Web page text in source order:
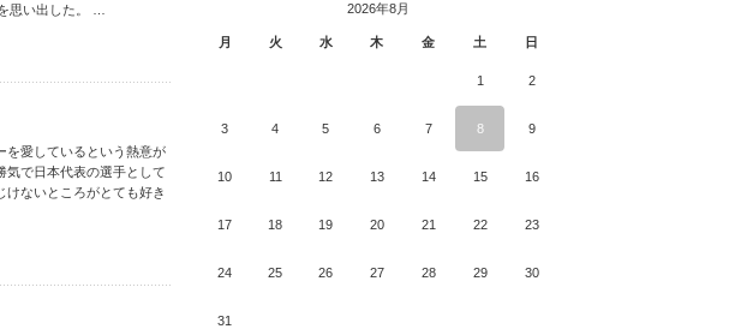
思い出した。 …
を愛しているという熱意が
気で日本代表の選手として
ないところがとても好き
2026年8月
月 火 水 木 金 土 日
1 2
3 4 5 6 7 8 9
10 11 12 13 14 15 16
17 18 19 20 21 22 23
24 25 26 27 28 29 30
31